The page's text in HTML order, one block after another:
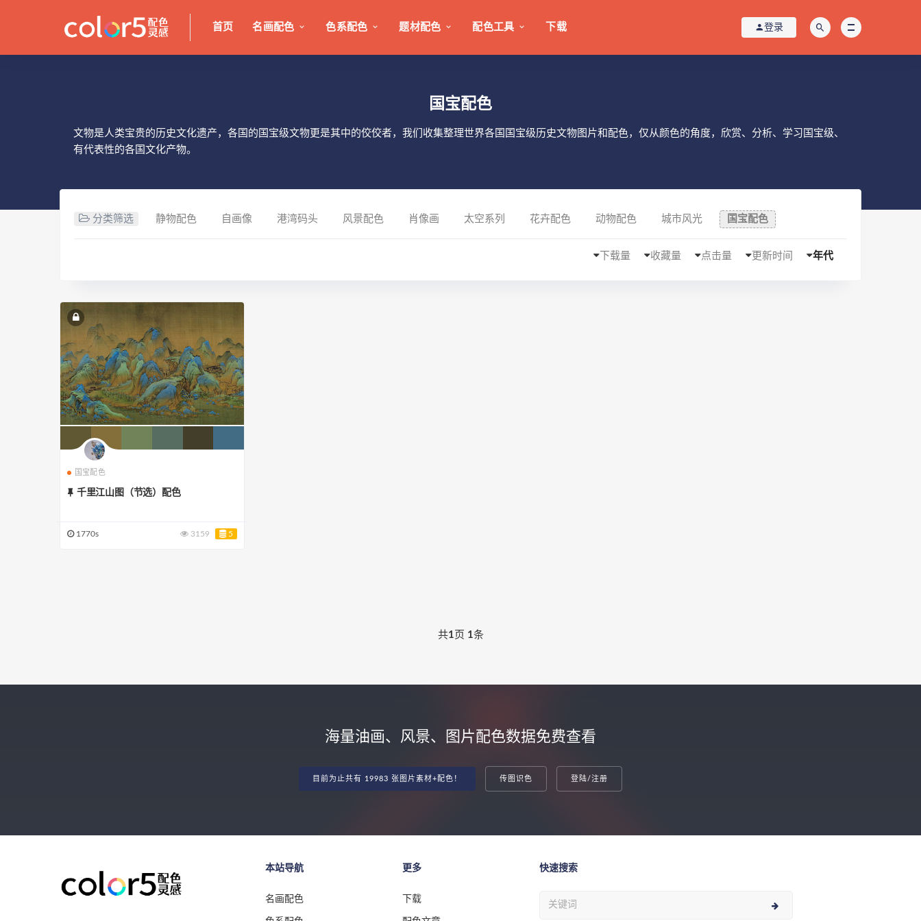
首页 名画配色 色系配色 题材配色 配色工具 下载 登录
国宝配色
文物是人类宝贵的历史文化遗产，各国的国宝级文物更是其中的佼佼者，我们收集整理世界各国国宝级历史文物图片和配色，仅从颜色的角度，欣赏、分析、学习国宝级、
有代表性的各国文化产物。
分类筛选 静物配色 自画像 港湾码头 风景配色 肖像画 太空系列 花卉配色 动物配色 城市风光 国宝配色
年代
更新时间
点击量
收藏量
下载量
国宝配色
千里江山图（节选）配色
1770s 3159 5
共1 页 1条
海量油画、风景、图片配色数据免费查看
目前为止共有 19983 张图片素材+配色！ 传图识色 登陆/注册
本站导航
名画配色
更多
下载
快速搜索